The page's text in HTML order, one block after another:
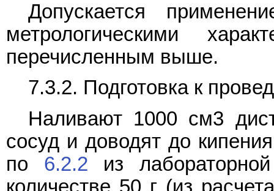
Допускается
метрологическими
перечисленным выше.
7.3.2. Подготовка к
Наливают 1000 см3
сосуд и доводят до
по 6.2.2 из
количестве 50 г (из